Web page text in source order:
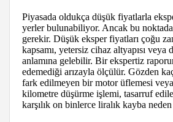
Piyasada oldukça düşük fiyatlarla
yerler bulunabiliyor. Ancak bu
gerekir. Düşük eksper fiyatları çoğu
kapsamı, yetersiz cihaz altyapısı veya
anlamına gelebilir. Bir ekspertiz
edemediği arızayla ölçülür. Gözden
fark edilmeyen bir motor üflemesi
kilometre düşürme işlemi, tasarruf
karşılık on binlerce liralık kayba